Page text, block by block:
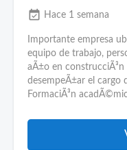
event_available Hace 1 semana
Importante empresa
equipo de trabajo,
aÃ±o en
desempeÃ±ar el cargo
FormaciÃ³n